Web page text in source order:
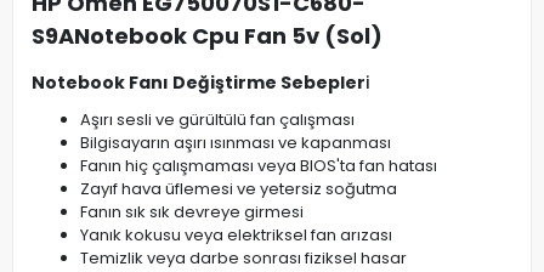
S9ANotebook Cpu Fan 5v (Sol)
Notebook Fanı Değiştirme Sebepleri
Aşırı sesli ve gürültülü fan çalışması
Bilgisayarın aşırı ısınması ve kapanması
Fanın hiç çalışmaması veya BIOS'ta fan hatası
Zayıf hava üflemesi ve yetersiz soğutma
Fanın sık sık devreye girmesi
Yanık kokusu veya elektriksel fan arızası
Temizlik veya darbe sonrası fiziksel hasar